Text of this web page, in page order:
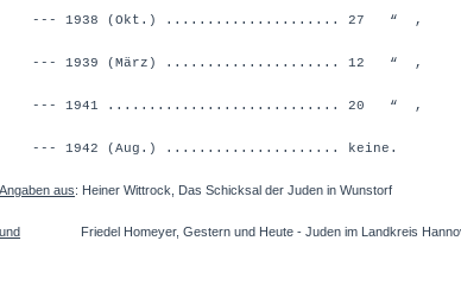
--- 1938 (Okt.) ..................... 27 “ ,
--- 1939 (März) ..................... 12 “ ,
--- 1941 ............................ 20 “ ,
--- 1942 (Aug.) ..................... keine.
Angaben aus: Heiner Wittrock, Das Schicksal der Juden in Wunstorf
und Friedel Homeyer, Gestern und Heute - Juden im Landkreis